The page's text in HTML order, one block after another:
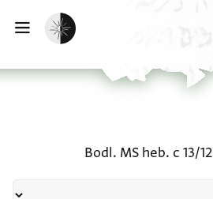
تفعيل الوضع المظلم
Bodl. MS heb. c 13/12